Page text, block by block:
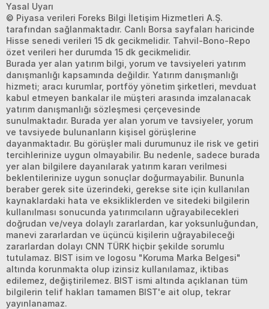
Yasal Uyarı
© Piyasa verileri Foreks Bilgi İletişim Hizmetleri A.Ş.
tarafından sağlanmaktadır. Canlı Borsa sayfaları haricinde
Hisse senedi verileri 15 dk gecikmelidir. Tahvil-Bono-Repo
özet verileri her durumda 15 dk gecikmelidir.
Burada yer alan yatırım bilgi, yorum ve tavsiyeleri yatırım
danışmanlığı kapsamında değildir. Yatırım danışmanlığı
hizmeti; aracı kurumlar, portföy yönetim şirketleri, mevduat
kabul etmeyen bankalar ile müşteri arasında imzalanacak
yatırım danışmanlığı sözleşmesi çerçevesinde
sunulmaktadır. Burada yer alan yorum ve tavsiyeler, yorum
ve tavsiyede bulunanların kişisel görüşlerine
dayanmaktadır. Bu görüşler mali durumunuz ile risk ve getiri
tercihlerinize uygun olmayabilir. Bu nedenle, sadece burada
yer alan bilgilere dayanılarak yatırım kararı verilmesi
beklentilerinize uygun sonuçlar doğurmayabilir. Bununla
beraber gerek site üzerindeki, gerekse site için kullanılan
kaynaklardaki hata ve eksikliklerden ve sitedeki bilgilerin
kullanılması sonucunda yatırımcıların uğrayabilecekleri
doğrudan ve/veya dolaylı zararlardan, kar yoksunluğundan,
manevi zararlardan ve üçüncü kişilerin uğrayabileceği
zararlardan dolayı CNN TÜRK hiçbir şekilde sorumlu
tutulamaz. BIST isim ve logosu "Koruma Marka Belgesi"
altında korunmakta olup izinsiz kullanılamaz, iktibas
edilemez, değiştirilemez. BIST ismi altında açıklanan tüm
bilgilerin telif hakları tamamen BIST'e ait olup, tekrar
yayınlanamaz.